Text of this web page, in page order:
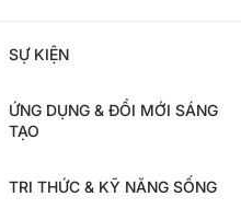
SỰ KIỆN
ỨNG DỤNG & ĐỔI MỚI SÁNG
TẠO
TRI THỨC & KỸ NĂNG SỐNG